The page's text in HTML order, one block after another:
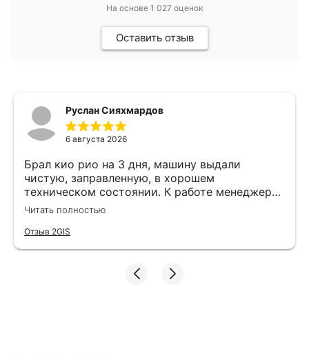
На основе 1 027 оценок
Оставить отзыв
Руслан Сияхмардов
6 августа 2026
Брал кио рио на 3 дня, машину выдали
чистую, заправленную, в хорошем
техническом состоянии. К работе менеджера
вопрос нет, все подробно объясняют и
Cars&Go
Читать полностью
Отзыв 2GIS